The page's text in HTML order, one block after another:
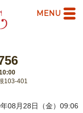
103-401
08月28日（金）09:06
MENU